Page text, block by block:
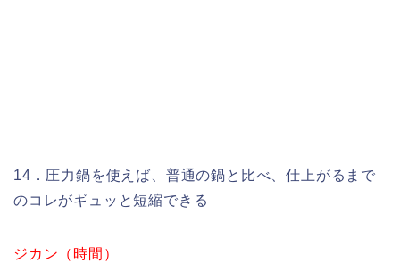
14．圧力鍋を使えば、普通の鍋と比べ、仕上がるまで
のコレがギュッと短縮できる
ジカン（時間）